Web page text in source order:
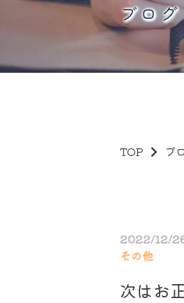
ブログ
TOP ブ
2022/12/
その他
次はお